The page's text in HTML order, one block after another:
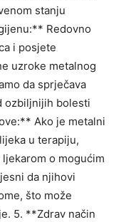
stanju
Redovno
i posjete
uzroke metalnog
da sprječava
ozbiljnijih bolesti
Ako je metalni
u terapiju,
o mogućim
da njihovi
što može
5. **Zdrav način